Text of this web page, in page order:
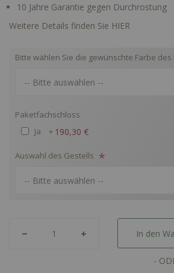
10 Jahre Garantie gegen Durchrostung
Weitere Details finden Sie HIER
Bitte wählen Sie die gewünschte Farbe
Paketfachschloss
Ja
+ 190,30 €
Auswahl des Gestells
In den